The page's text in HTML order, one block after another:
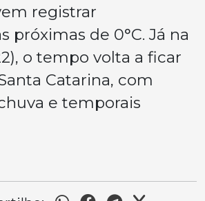
registrar
próximas de 0°C. Já na
o tempo volta a ficar
Catarina, com
e temporais